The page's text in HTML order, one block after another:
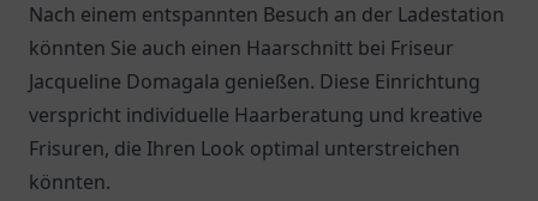
Nach einem entspannten Besuch an der Ladestation
könnten Sie auch einen Haarschnitt bei Friseur
Jacqueline Domagala genießen. Diese Einrichtung
verspricht individuelle Haarberatung und kreative
Frisuren, die Ihren Look optimal unterstreichen
könnten.